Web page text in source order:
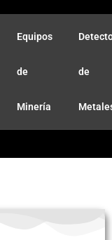
Equipos
de
Minería
de